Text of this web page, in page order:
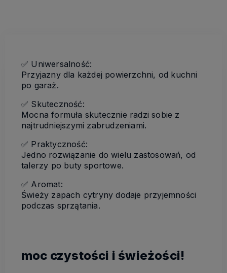
✅ Uniwersalność:
Przyjazny dla każdej powierzchni, od kuchni
po garaż.
✅ Skuteczność:
Mocna formuła skutecznie radzi sobie z
najtrudniejszymi zabrudzeniami.
✅ Praktyczność:
Jedno rozwiązanie do wielu zastosowań, od
talerzy po buty sportowe.
✅ Aromat:
Świeży zapach cytryny dodaje przyjemności
podczas sprzątania.
moc czystości i świeżości!